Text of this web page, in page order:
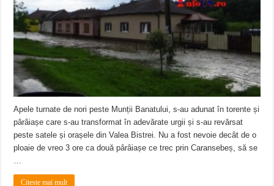
Apele turnate de nori peste Munții Banatului, s-au adunat în torente și
pârâiașe care s-au transformat în adevărate urgii și s-au revărsat
peste satele și orașele din Valea Bistrei. Nu a fost nevoie decât de o
ploaie de vreo 3 ore ca două pârâiașe ce trec prin Caransebeș, să se
Citeste mai mult